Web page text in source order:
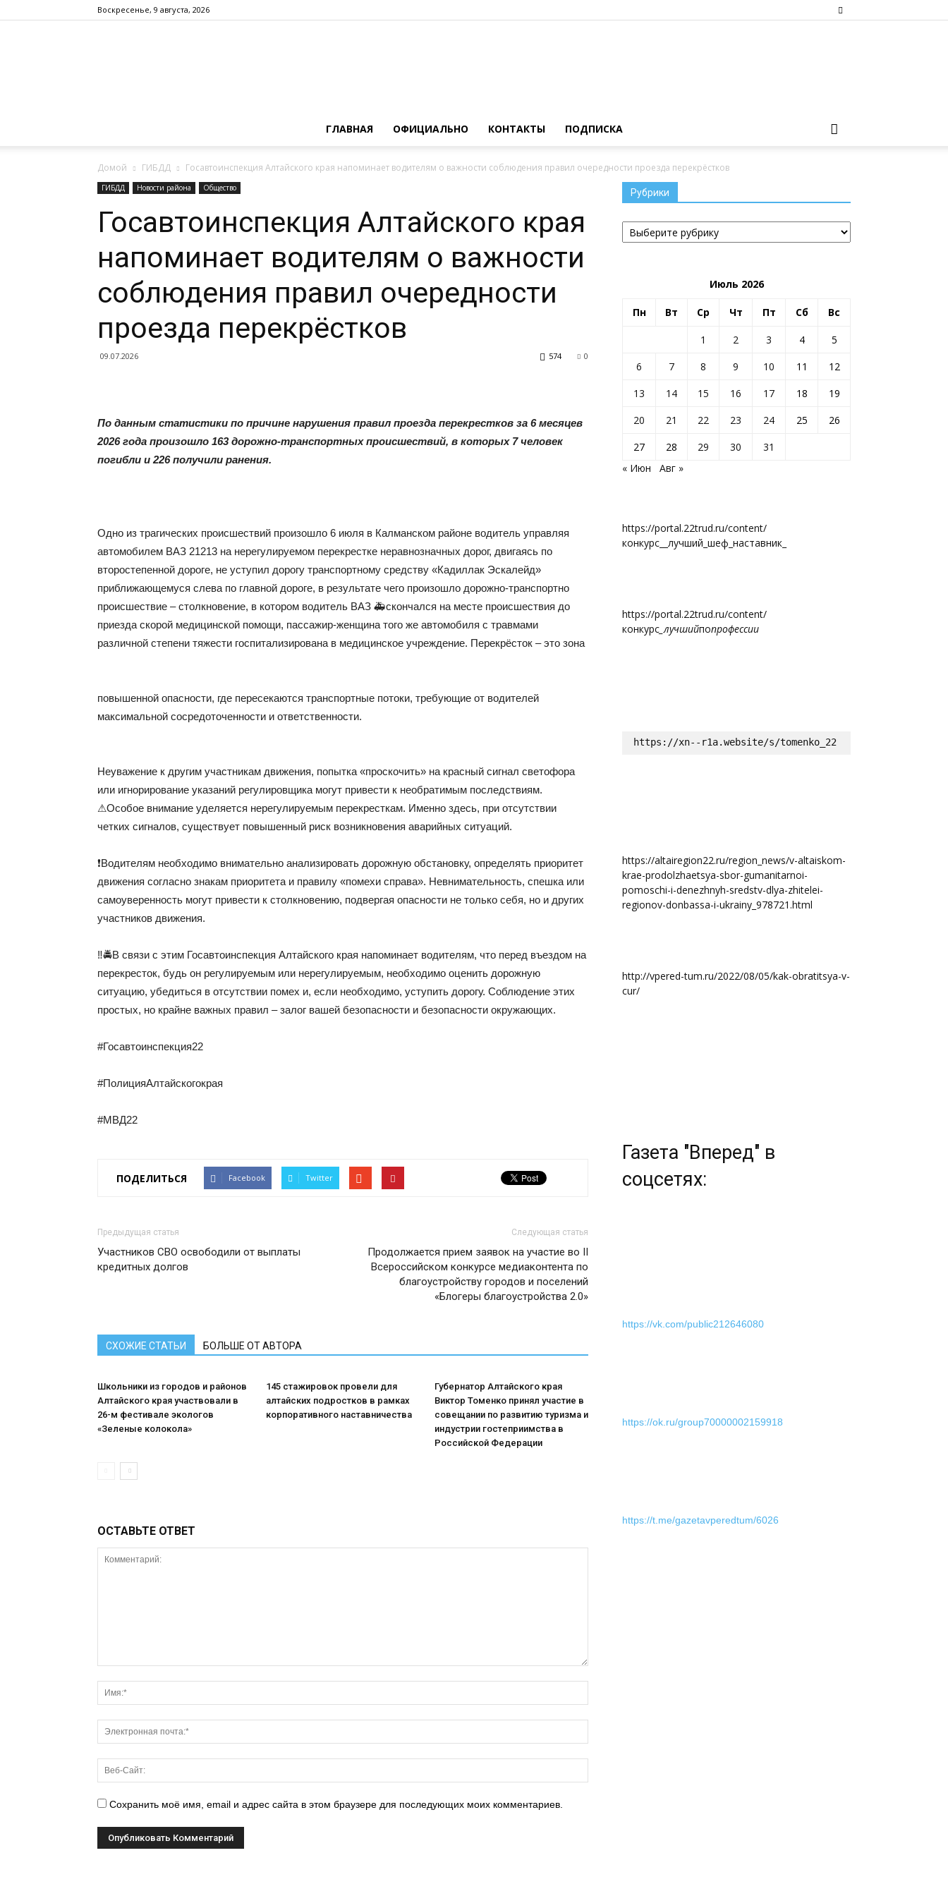
Воскресенье, 9 августа, 2026
газеты
Тюменцевский
ГЛАВНАЯ ОФИЦИАЛЬНО КОНТАКТЫ ПОДПИСКА
Домой ГИБДД Госавтоинспекция Алтайского края напоминает водителям о важности соблюдения правил очередности проезда перекрёстков
ГИБДД Новости района Общество
Госавтоинспекция Алтайского края
напоминает водителям о важности
соблюдения правил очередности
проезда перекрёстков
09.07.2026 0
574
По данным статистики по причине нарушения правил проезда перекрестков за 6 месяцев
2026 года произошло 163 дорожно-транспортных происшествий, в которых 7 человек
погибли и 226 получили ранения.
Одно из трагических происшествий произошло 6 июля в Калманском районе водитель управляя
автомобилем ВАЗ 21213 на нерегулируемом перекрестке неравнозначных дорог, двигаясь по
второстепенной дороге, не уступил дорогу транспортному средству «Кадиллак Эскалейд»
приближающемуся слева по главной дороге, в результате чего произошло дорожно-транспортно
происшествие – столкновение, в котором водитель ВАЗ 🚑скончался на месте происшествия до
приезда скорой медицинской помощи, пассажир-женщина того же автомобиля с травмами
различной степени тяжести госпитализирована в медицинское учреждение. Перекрёсток – это зона
повышенной опасности, где пересекаются транспортные потоки, требующие от водителей
максимальной сосредоточенности и ответственности.
Неуважение к другим участникам движения, попытка «проскочить» на красный сигнал светофора
или игнорирование указаний регулировщика могут привести к необратимым последствиям.
⚠Особое внимание уделяется нерегулируемым перекресткам. Именно здесь, при отсутствии
четких сигналов, существует повышенный риск возникновения аварийных ситуаций.
❗Водителям необходимо внимательно анализировать дорожную обстановку, определять приоритет
движения согласно знакам приоритета и правилу «помехи справа». Невнимательность, спешка или
самоуверенность могут привести к столкновению, подвергая опасности не только себя, но и других
участников движения.
‼🚔В связи с этим Госавтоинспекция Алтайского края напоминает водителям, что перед въездом на
перекресток, будь он регулируемым или нерегулируемым, необходимо оценить дорожную
ситуацию, убедиться в отсутствии помех и, если необходимо, уступить дорогу. Соблюдение этих
простых, но крайне важных правил – залог вашей безопасности и безопасности окружающих.
#Госавтоинспекция22
#ПолицияАлтайскогокрая
#МВД22
ПОДЕЛИТЬСЯ Facebook Twitter
Предыдущая статья
Участников СВО освободили от выплаты
кредитных долгов
Следующая статья
Продолжается прием заявок на участие во II
Всероссийском конкурсе медиаконтента по
благоустройству городов и поселений
«Блогеры благоустройства 2.0»
СХОЖИЕ СТАТЬИ БОЛЬШЕ ОТ АВТОРА
Школьники из городов и районов
Алтайского края участвовали в
26-м фестивале экологов
«Зеленые колокола»
145 стажировок провели для
алтайских подростков в рамках
корпоративного наставничества
Губернатор Алтайского края
Виктор Томенко принял участие в
совещании по развитию туризма и
индустрии гостеприимства в
Российской Федерации
ОСТАВЬТЕ ОТВЕТ
Сохранить моё имя, email и адрес сайта в этом браузере для последующих моих комментариев.
Рубрики
Рубрики
Июль 2026
Пн Вт Ср Чт Пт Сб Вс
1 2 3 4
5
6
7 8 9 10 11
12
13
14 15 16 17 18
19
20
21 22 23 24 25
26
27
28 29 30
31
« Июн
Авг »
https://portal.22trud.ru/content/
конкурс__лучший_шеф_наставник_
https://portal.22trud.ru/content/
конкурс _лучшийпопрофессии
https://xn--r1a.website/s/tomenko_22
https://altairegion22.ru/region_news/v-altaiskom-
krae-prodolzhaetsya-sbor-gumanitarnoi-
pomoschi-i-denezhnyh-sredstv-dlya-zhitelei-
regionov-donbassa-i-ukrainy_978721.html
http://vpered-tum.ru/2022/08/05/kak-obratitsya-v-
cur/
Газета "Вперед" в
соцсетях:
https://vk.com/public212646080
https://ok.ru/group70000002159918
https://t.me/gazetavperedtum/6026